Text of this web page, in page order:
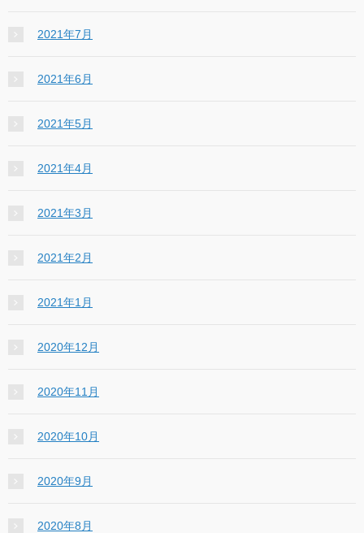
2021年7月
2021年6月
2021年5月
2021年4月
2021年3月
2021年2月
2021年1月
2020年12月
2020年11月
2020年10月
2020年9月
2020年8月